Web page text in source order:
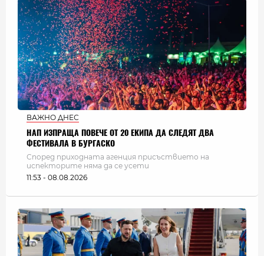
ВАЖНО ДНЕС
НАП ИЗПРАЩА ПОВЕЧЕ ОТ 20 ЕКИПА ДА СЛЕДЯТ ДВА
ФЕСТИВАЛА В БУРГАСКО
Според приходната агенция присъствието на
испекторите няма да се усети
11:53 - 08.08.2026